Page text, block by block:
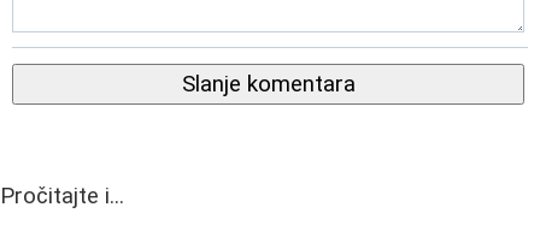
Slanje komentara
Pročitajte i...